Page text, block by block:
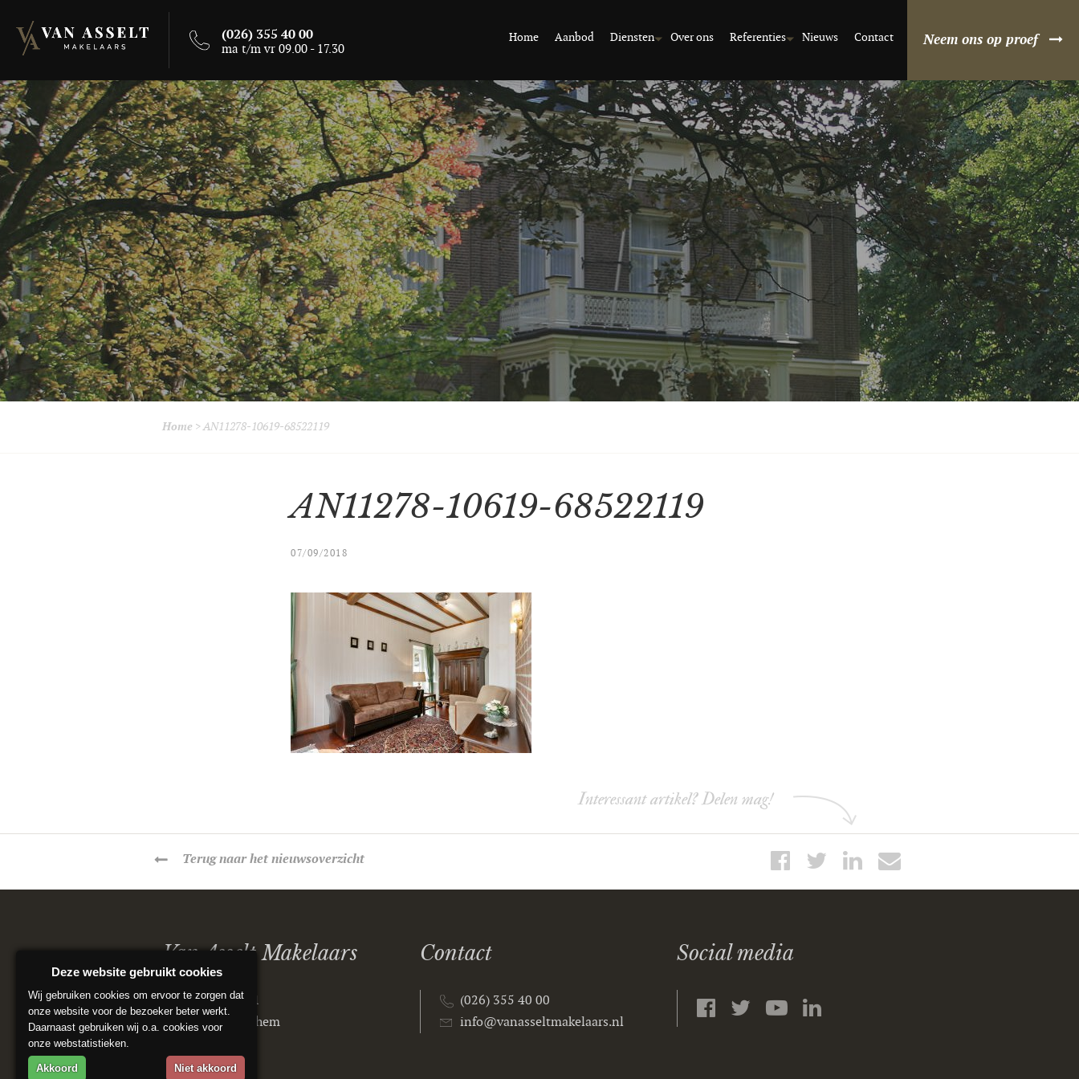
(026) 355 40 00
ma t/m vr 09.00 - 17.30
Home Aanbod Diensten Over ons Referenties Nieuws Contact Neem ons op proef
Home >AN11278-10619-68522119
AN11278-10619-68522119
07/09/2018
Interessant artikel? Delen mag!
Terugnaar het nieuwsoverzicht
Van Asselt Makelaars
Postbus 5151
6802 ED Arnhem
Contact
(026) 355 40 00
info@vanasseltmakelaars.nl
Social media
Deze website gebruikt cookies
Wij gebruiken cookies om ervoor te zorgen dat
onze website voor de bezoeker beter werkt.
Daarnaast gebruiken wij o.a. cookies voor
onze webstatistieken.
Akkoord Niet akkoord